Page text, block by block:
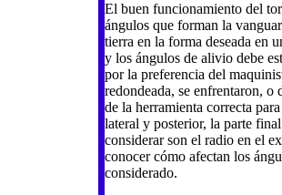
El buen funcionamiento del
ángulos que forman la
tierra en la forma deseada en
y los ángulos de alivio debe
por la preferencia del
redondeada, se enfrentaron,
de la herramienta correcta
lateral y posterior, la parte
considerar son el radio en el
conocer cómo afectan los
considerado.